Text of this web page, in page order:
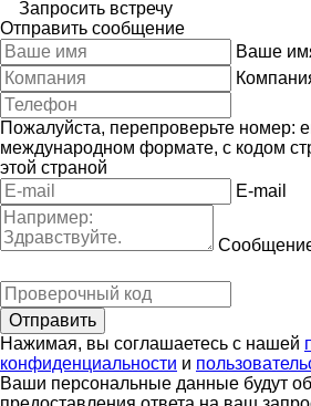
Запросить встречу
Отправить сообщение
Ваше
Пожалуйста, перепроверьте номер:
международном формате, с кодом
этой страной
E-mail
Нажимая, вы соглашаетесь с нашей
конфиденциальности и
Ваши персональные данные будут